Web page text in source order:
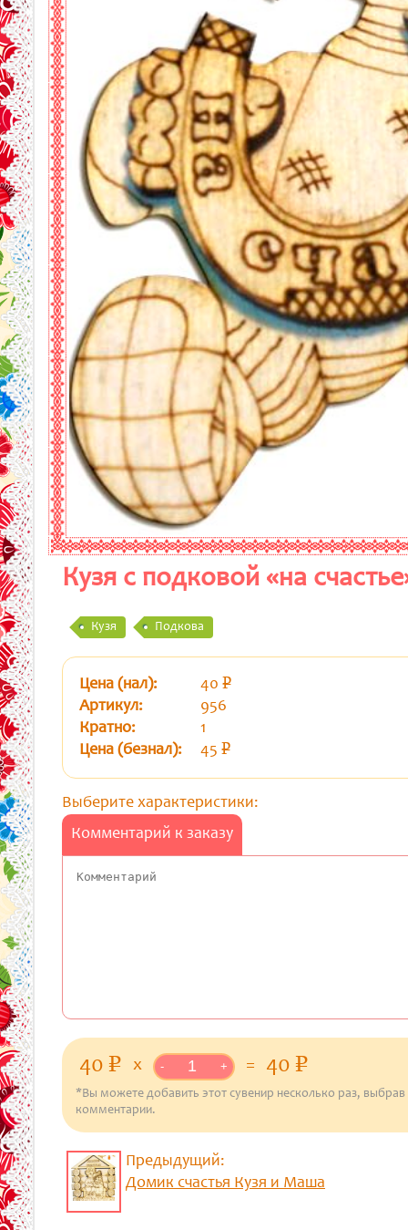
Кузя с подковой «на
Кузя Подкова
Цена (нал): 40 p
Артикул:
956
Кратно:
1
Цена (безнал):
45 p
Выберите характеристики:
Комментарий к заказу
40 p уб.
x - + = 40 p
*Вы можете добавить этот сувенир несколько раз,
комментарии.
Предыдущий:
Домик счастья Кузя и Маша